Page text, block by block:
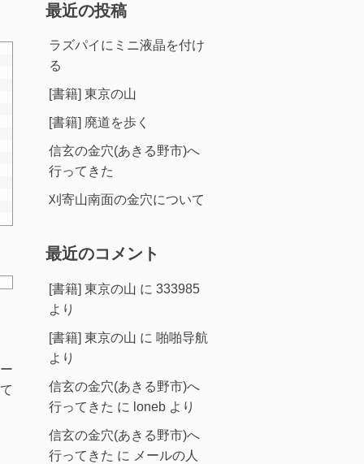
最近の投稿
ラズパイにミニ液晶を付け
る
[書籍] 東京の山
[書籍] 廃道を歩く
信玄の金穴(あきる野市)へ
行ってきた
刈寄山南面の金穴について
最近のコメント
[書籍] 東京の山 に 333985
より
[書籍] 東京の山 に 啪啪导航
より
信玄の金穴(あきる野市)へ
行ってきた に loneb より
信玄の金穴(あきる野市)へ
行ってきた に メールの人